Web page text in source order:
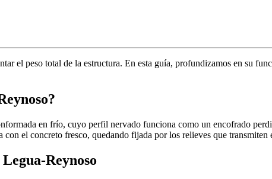
el peso total de la estructura. En esta guía, profundizamos en su
en frío, cuyo perfil nervado funciona como un encofrado
el concreto fresco, quedando fijada por los relieves que transmiten
Reynoso